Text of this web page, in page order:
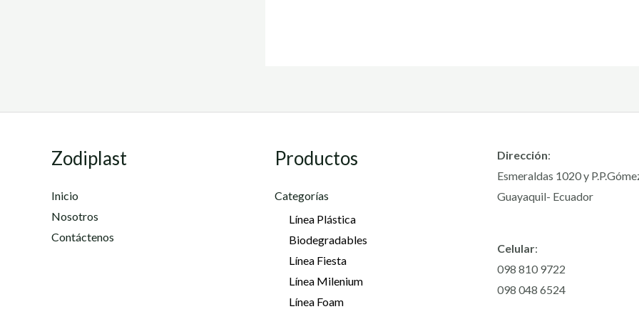
Zodiplast
Inicio
Nosotros
Contáctenos
Productos
Categorías
Línea Plástica
Biodegradables
Línea Fiesta
Línea Milenium
Línea Foam
Dirección:
Esmeraldas 1020 y
Guayaquil- Ecuador
Celular:
098 810 9722
098 048 6524